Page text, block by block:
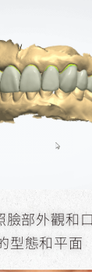
臉部外觀和
型態和平面